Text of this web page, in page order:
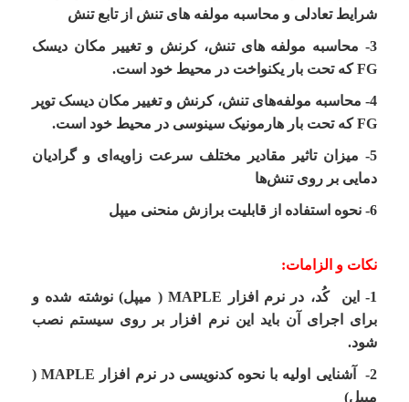
شرایط تعادلی و محاسبه مولفه هایتنش از تابع تنش
3- محاسبه مولفه هایتنش، کرنش و تغییر مکان دیسک
FG که تحت بار یکنواخت در محیط خود است.
4- محاسبه مولفه‌هایتنش، کرنش و تغییر مکان دیسک توپر
FG که تحت بار هارمونیک سینوسی در محیط خود است.
5- میزان تاثیر مقادیر مختلف سرعت زاویه‌ای و گرادیان
دمایی بر روی تنش‌ها
6- نحوه استفاده از قابلیت برازش منحنی میپل
نکات و الزامات:
1- این کُد، درنرم افزار MAPLE ( میپل)
نوشته شده و
برای اجرای آن باید این نرم افزار بر روی سیستم نصب
شود.
2- آشنایی اولیه با نحوه کدنویسی در
نرم افزار MAPLE (
میپل)